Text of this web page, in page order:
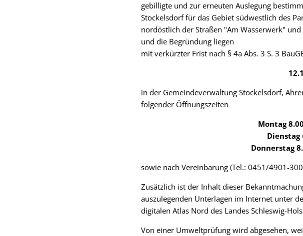
gebilligte und zur erneuten Auslegung
Stockelsdorf für das Gebiet südwestlich des
nordöstlich der Straßen "Am Wasserwerk"
und die Begründung liegen
mit verkürzter Frist nach § 4a Abs. 3 S. 3
in der Gemeindeverwaltung Stockelsdorf,
folgender Öffnungszeiten
Montag
Dienstag
Donnerstag
sowie nach Vereinbarung (Tel.: 0451/4901-
Zusätzlich ist der Inhalt dieser
auszulegenden Unterlagen im Internet unter
digitalen Atlas Nord des Landes Schleswig-
Von einer Umweltprüfung wird abgesehen,